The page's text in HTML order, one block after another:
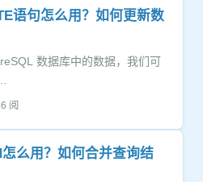
语句怎么用？如何更新数
数据库中的数据，我们可
阅
么用？如何合并查询结